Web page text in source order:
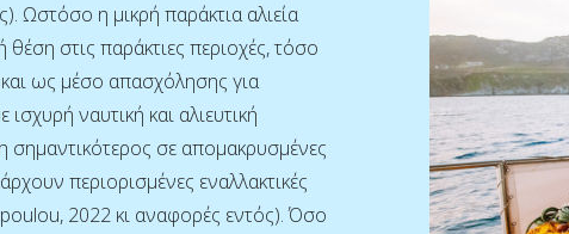
Ωστόσο η μικρή παράκτια αλιεία
θέση στις παράκτιες περιοχές, τόσο
ως μέσο απασχόλησης για
ναυτική και αλιευτική
σε απομακρυσμένες
περιορισμένες εναλλακτικές
2022 κι αναφορές εντός). Όσο